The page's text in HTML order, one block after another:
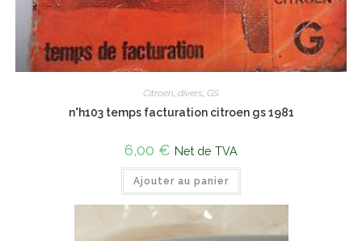
Citroen divers GS
n°h103 temps facturation citroen gs 1981
6,00 € Net de TVA
Ajouter au panier